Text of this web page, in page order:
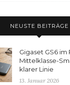
NEUSTE BEITRÄGE
Gigaset GS6 im
Mittelklasse-
klarer Linie
13. Januar 2026